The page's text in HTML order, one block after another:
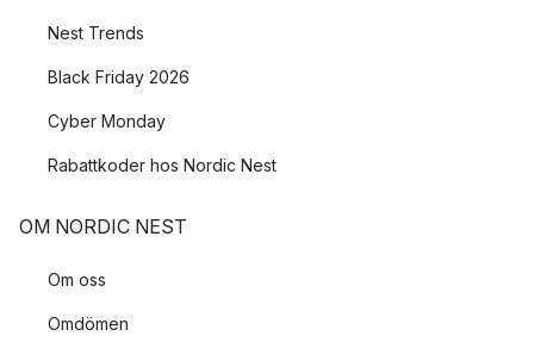
Nest Trends
Black Friday 2026
Cyber Monday
Rabattkoder hos Nordic Nest
OM NORDIC NEST
Om oss
Omdömen